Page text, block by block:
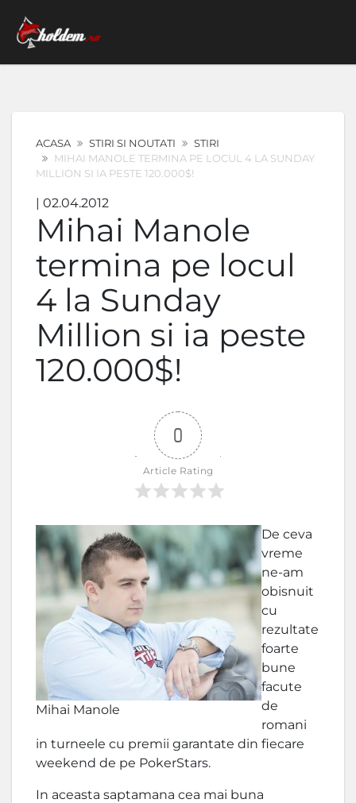
ACASA STIRI SI NOUTATI
STIRI
MIHAI MANOLE TERMINA PE LOCUL 4 LA SUNDAY
MILLION SI IA PESTE 120.000$!
| 02.04.2012
Mihai Manole
termina pe locul
4 la Sunday
Million si ia peste
120.000$!
0
Article Rating
Mihai Manole
De ceva
vreme
ne-am
obisnuit
cu
rezultate
foarte
bune
facute
de
romani
in turneele cu premii garantate din fiecare
weekend de pe PokerStars.
In aceasta saptamana cea mai buna